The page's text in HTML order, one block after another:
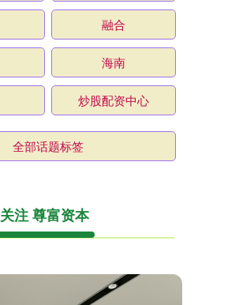
融合
海南
炒股配资中心
全部话题标签
关注 尊富资本